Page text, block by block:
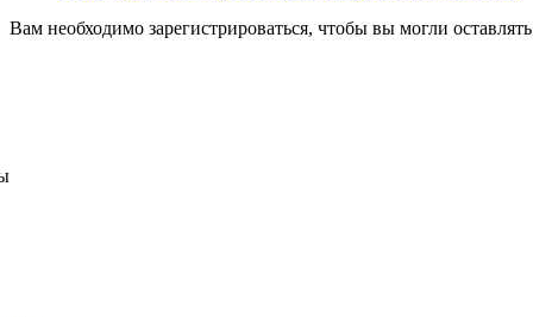
Вам необходимо зарегистрироваться, чтобы вы могли